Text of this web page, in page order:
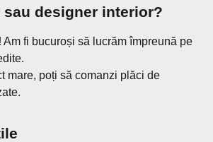
designer interior?
Am fi bucuroși să lucrăm împreună pe
mare, poți să comanzi plăci de